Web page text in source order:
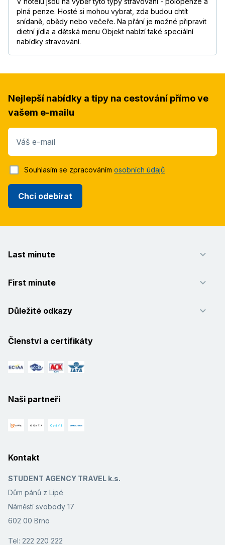
plná penze. Hosté si mohou vybrat, zda budou chtít
snídaně, obědy nebo večeře. Na přání je možné připravit
dietní jídla a dětská menu Objekt nabízí také speciální
nabídky stravování.
Nejlepší nabídky a tipy na cestování přímo ve
vašem e-mailu
Váš e-mail
Chci odebírat
Souhlasím se zpracováním osobních údajů
Last minute
First minute
Důležité odkazy
Členství a certifikáty
Naši partneři
Kontakt
STUDENT AGENCY TRAVEL k.s.
Dům pánů z Lipé
Náměstí svobody 17
602 00 Brno
Tel: 222 220 222